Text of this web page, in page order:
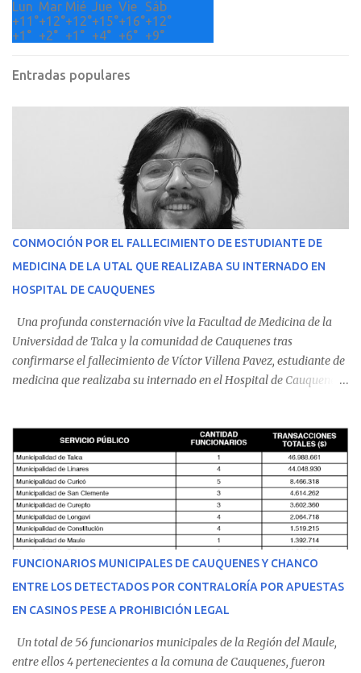
Lun Mar Mié Jue Vie
Sáb
+11°+12°+12°+15°+16°+12°
+1° +2° +1° +4° +6° +9°
Entradas populares
CONMOCIÓN POR EL FALLECIMIENTO DE ESTUDIANTE DE
MEDICINA DE LA UTAL QUE REALIZABA SU INTERNADO EN
HOSPITAL DE CAUQUENES
Una profunda consternación vive la Facultad de Medicina de la
Universidad de Talca y la comunidad de Cauquenes tras
confirmarse el fallecimiento de Víctor Villena Pavez, estudiante de
medicina que realizaba su internado en el Hospital de Cauquenes.
malestares físicos. Dada la complejidad de su estado de salud, el
equipo médico determinó su traslado de urgencia al Hospital
Regional de Talca y dado la urgencia la ambulancia partió hacia
Talca con escolta de Carabineros. En medio del traslado, el
estudiante de medicina de 25 años, se agravó y pese a los esfuerzos
del personal de emergencia terminó falleciendo, sin alcanzar a
recibir atención especializada en el centro de destino. Apenas se
conoció la gravedad de su condición, sus padres —residentes en
Villarrica— se trasladaron a Cauquenes con la esperanza de una
evolución favorable. No obstante, alrededo...
FUNCIONARIOS MUNICIPALES DE CAUQUENES Y CHANCO
ENTRE LOS DETECTADOS POR CONTRALORÍA POR APUESTAS
EN CASINOS PESE A PROHIBICIÓN LEGAL
Un total de 56 funcionarios municipales de la Región del Maule,
entre ellos 4 pertenecientes a la comuna de Cauquenes, fueron